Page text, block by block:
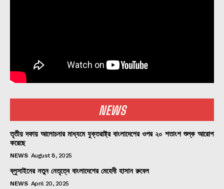
NEWS
তৃতীয় দফায় আলোচনার মাধ্যমে যুক্তরাষ্ট্র বাংলাদেশের ওপর ২০ শতাংশ শুল্ক আরোপ
করেছে
NEWS August 8, 2025
ব্লুসাইনের নতুন নেতৃত্বে বাংলাদেশের মেহেদী হাসান রুবেল
NEWS April 20, 2025